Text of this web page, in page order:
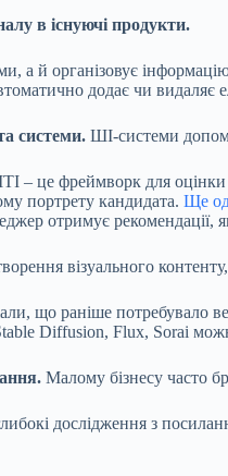
в існуючі продукти.
а й організовує
додає чи
системи. ШІ-системи
це фреймворк для оцінки
портрету кандидата. Ще
отримує рекомендації,
візуального
що раніше потребувало
Diffusion, Flux, Soraі
Малому бізнесу часто
дослідження з